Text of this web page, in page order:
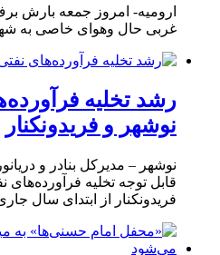
ارومیه- امروز جمعه بارش
غربی حال وهوای خاصی به
رشد تخلیه
نوشهر و فریدونکنار
نوشهر – مدیرکل بنادر و
قابل توجه تخلیه فرآورده‌های
فریدونکنار از ابتدای سال